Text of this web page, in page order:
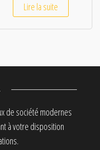
Lire la suite
de société modernes
à votre disposition